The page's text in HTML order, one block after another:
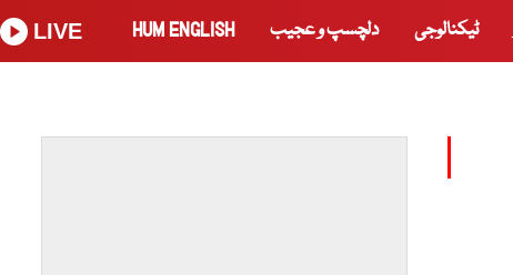
ٹیکنالوجی دلچسپ و عجیب HUM ENGLISH
LIVE